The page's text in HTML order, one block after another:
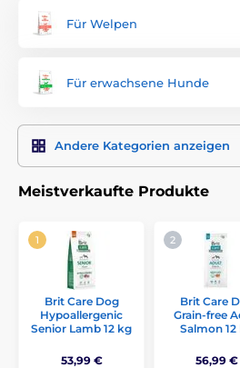
Für Welpen
Für erwachsene Hunde
Andere Kategorien anzeigen
Meistverkaufte Produkte
Brit Care Dog
Hypoallergenic
Senior Lamb 12 kg
53,99 €
Brit Care
Grain-free
Salmon 12
56,99 €